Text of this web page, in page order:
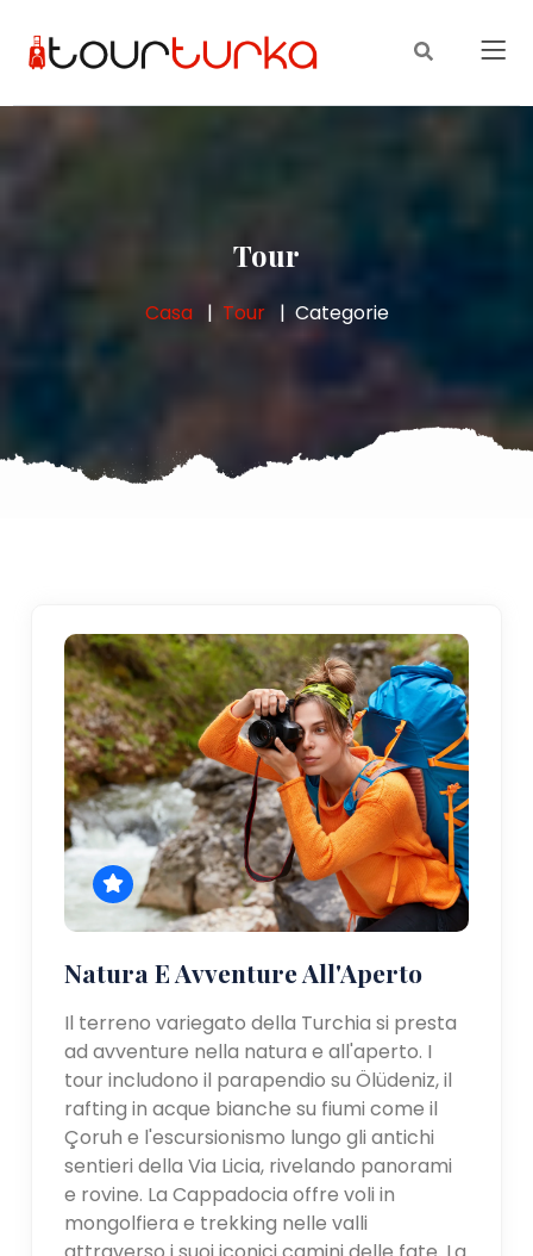
Tour
Casa Tour Categorie
Natura E Avventure All'Aperto
Il terreno variegato della Turchia si presta
ad avventure nella natura e all'aperto. I
tour includono il parapendio su Ölüdeniz, il
rafting in acque bianche su fiumi come il
Çoruh e l'escursionismo lungo gli antichi
sentieri della Via Licia, rivelando panorami
e rovine. La Cappadocia offre voli in
mongolfiera e trekking nelle valli